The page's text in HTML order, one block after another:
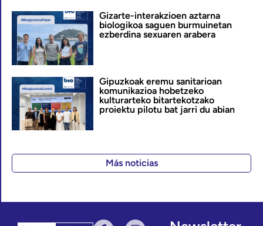
Gizarte-interakzioen aztarna
biologikoa saguen burmuinetan
ezberdina sexuaren arabera
Gipuzkoak eremu sanitarioan
komunikazioa hobetzeko
kulturarteko bitartekotzako
proiektu pilotu bat jarri du abian
Más noticias